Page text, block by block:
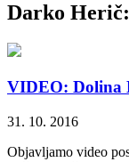
Darko
VIDEO: Dolina
31. 10. 2016
Objavljamo video